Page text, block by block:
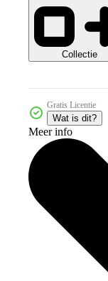
Collectie
Gratis Licentie
Wat is dit?
Meer info